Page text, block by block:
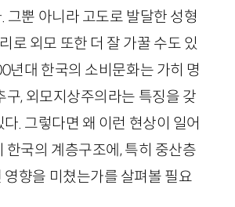
그뿐 아니라 고도로 발달한 성형
로 외모 또한 더 잘 가꿀 수도 있
년대 한국의 소비문화는 가히 명
구, 외모지상주의라는 특징을 갖
. 그렇다면 왜 이런 현상이 일어
한국의 계층구조에, 특히 중산층
영향을 미쳤는가를 살펴볼 필요